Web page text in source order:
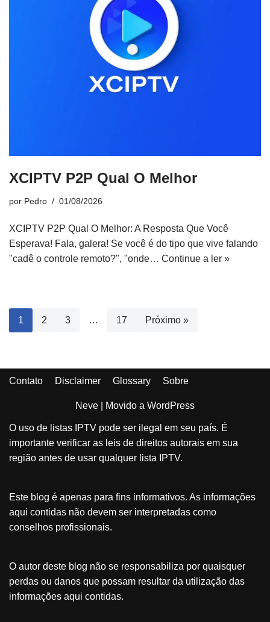
XCIPTV P2P Qual O Melhor
por Pedro 01/08/2026
XCIPTV P2P Qual O Melhor: A Resposta Que Você
Esperava! Fala, galera! Se você é do tipo que vive falando
"cadê o controle remoto?", "onde… Continue a ler »
1 2 3 … 17 Próximo »
Contato Disclaimer Glossary Sobre
Neve | Movido a WordPress
O uso de listas IPTV pode ser ilegal em seu país. É
importante verificar as leis de direitos autorais em sua
região antes de usar qualquer lista IPTV.
Este blog é apenas para fins informativos. As informações
aqui contidas não devem ser interpretadas como
conselhos profissionais.
O autor deste blog não se responsabiliza por quaisquer
perdas ou danos que possam resultar da utilização das
informações aqui contidas.